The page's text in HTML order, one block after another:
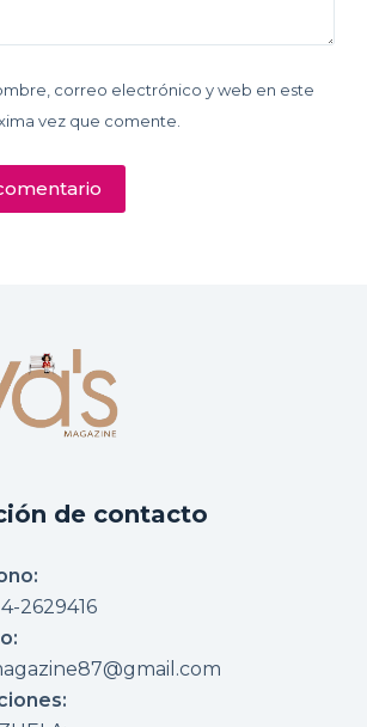
correo electrónico y web en este
vez que comente.
de contacto
2629416